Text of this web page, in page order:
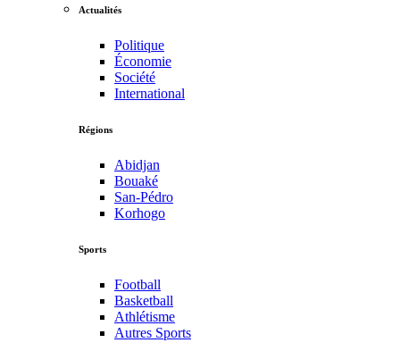
Actualités
Politique
Économie
Société
International
Régions
Abidjan
Bouaké
San-Pédro
Korhogo
Sports
Football
Basketball
Athlétisme
Autres Sports